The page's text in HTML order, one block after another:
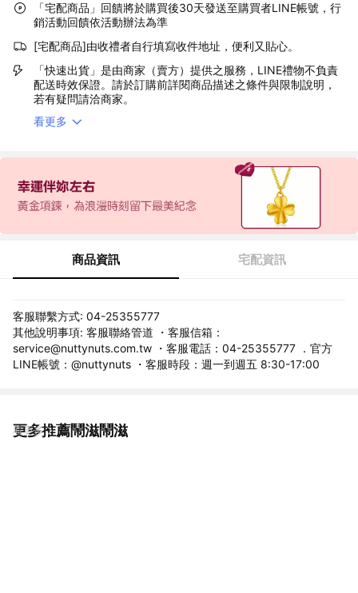
「宅配商品」回饋將於購買後30天發送至購買者LINE帳號，行
銷活動回饋依活動辦法為準
[宅配商品]由收禮者自行填寫收件地址，便利又貼心。
「快速出貨」是由商家（賣方）提供之服務，LINE禮物不負責
配送時效保證。請於訂購前詳閱商品描述之條件與限制說明，
若有疑問請洽商家。
看更多
商品資訊 宅配資訊
客服聯繫方式: 04-25355777
其他說明事項: 客服聯絡管道 ・客服信箱：
service@nuttynuts.com.tw ・客服電話：04-25355777 ．官方
LINE帳號：@nuttynuts ・客服時段：週一到週五 8:30-17:00
更多推薦鬧滋鬧滋
看更多